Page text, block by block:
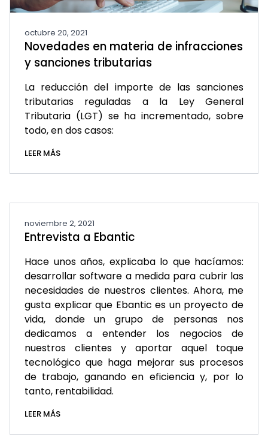
octubre 20, 2021
Novedades en materia de infracciones
y sanciones tributarias
La reducción del importe de las sanciones
tributarias reguladas a la Ley General
Tributaria (LGT) se ha incrementado, sobre
todo, en dos casos:
LEER MÁS
noviembre 2, 2021
Entrevista a Ebantic
Hace unos años, explicaba lo que hacíamos:
desarrollar software a medida para cubrir las
necesidades de nuestros clientes. Ahora, me
gusta explicar que Ebantic es un proyecto de
vida, donde un grupo de personas nos
dedicamos a entender los negocios de
nuestros clientes y aportar aquel toque
tecnológico que haga mejorar sus procesos
de trabajo, ganando en eficiencia y, por lo
tanto, rentabilidad.
LEER MÁS